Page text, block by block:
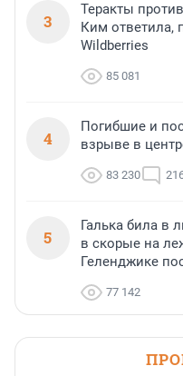
3
Теракты
Ким ответила,
Wildberries
85 081
4
Погибшие и
взрыве в
83 230
5
Галька била в
в скорые на
Геленджике
77 142